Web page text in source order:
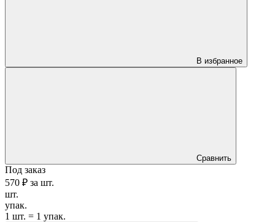
В избранное
Сравнить
Под заказ
570 ₽ за шт.
шт.
упак.
1 шт. = 1 упак.